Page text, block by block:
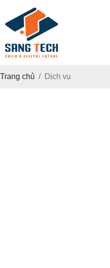
Trang chủ Dịch vụ